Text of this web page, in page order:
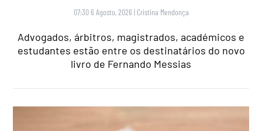
07:30 6 Agosto, 2026 | Cristina Mendonça
Advogados, árbitros, magistrados, académicos e
estudantes estão entre os destinatários do novo
livro de Fernando Messias